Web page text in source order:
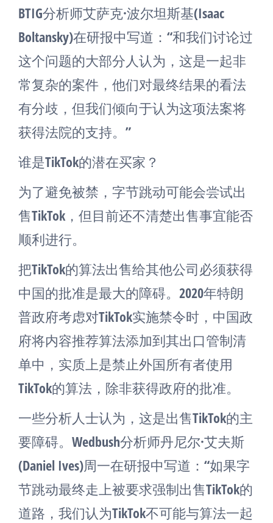
BTIG分析师艾萨克·波尔坦斯基(Isaac
Boltansky)在研报中写道：“和我们讨论过
这个问题的大部分人认为，这是一起非
常复杂的案件，他们对最终结果的看法
有分歧，但我们倾向于认为这项法案将
获得法院的支持。”
谁是TikTok的潜在买家？
为了避免被禁，字节跳动可能会尝试出
售TikTok，但目前还不清楚出售事宜能否
顺利进行。
把TikTok的算法出售给其他公司必须获得
中国的批准是最大的障碍。2020年特朗
普政府考虑对TikTok实施禁令时，中国政
府将内容推荐算法添加到其出口管制清
单中，实质上是禁止外国所有者使用
TikTok的算法，除非获得政府的批准。
一些分析人士认为，这是出售TikTok的主
要障碍。Wedbush分析师丹尼尔·艾夫斯
(Daniel Ives)周一在研报中写道：“如果字
节跳动最终走上被要求强制出售TikTok的
道路，我们认为TikTok不可能与算法一起